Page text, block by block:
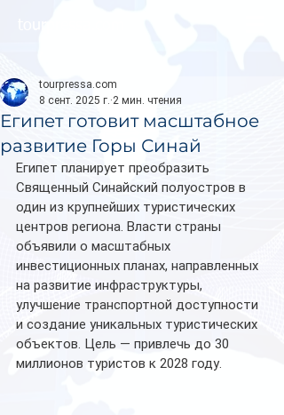
Египет готовит масштабное
развитие Горы Синай
tourpressa.com
8 сент. 2025 г. 2 мин. чтения
Египет планирует преобразить
Священный Синайский полуостров в
один из крупнейших туристических
центров региона. Власти страны
объявили о масштабных
инвестиционных планах, направленных
на развитие инфраструктуры,
улучшение транспортной доступности
и создание уникальных туристических
объектов. Цель — привлечь до 30
миллионов туристов к 2028 году.